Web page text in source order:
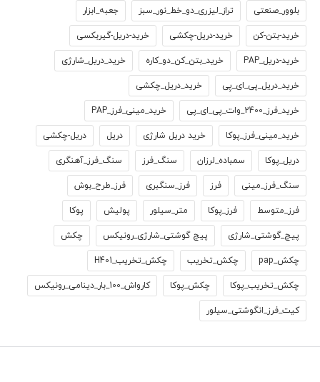
بلوور_صنعتی تراز_لیزری_دو_خط_نور_سبز جعبه_ابزار
خرید-بتن-کن خرید-دریل-چکشی خرید-دریل-گیربکسی
خرید-دریل_PAP خرید_بتن_کن_دو_کاره خرید_دریل_شارژی
خرید_دریل_پی_ای_پِی خرید_دریل_چکشی
خرید_فرز_2400_وات_پی_ای_پی خرید_مینی_فرز_PAP
خرید_مینی_فرز_پوکا خرید دریل شارژی دریل دریل-چکشی
دریل_پوکا سمباده_لرزان سنگ_فرز سنگ_فرز_آهنگری
سنگ_فرز_مینی فرز فرز_سنگبری فرز_طرح_بوش
فرز_متوسط فرز_پوکا متر_سیلور پولیش پوکا
پیچ_گوشتی_شارژی پیچ گوشتی_شارژی_رونیکس چکش
چکش_pap چکش_تخریب چکش_تخریب_H401
چکش_تخریب_پوکا چکش_پوکا کارواش_100_بار_دینامی_رونیکس
کیت_فرز_انگوشتی_سیلور